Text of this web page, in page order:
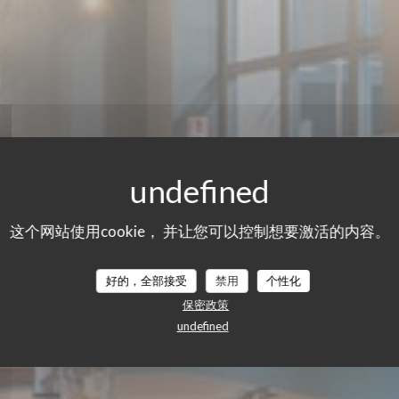
这个网站使用cookie， 并让您可以控制想要激活的内容。
好的，全部接受 禁用
个性化
保密政策
undefined
MICHEL
DEBUS
木材燃烧烹饪烤箱|SCHILTIGHEIM